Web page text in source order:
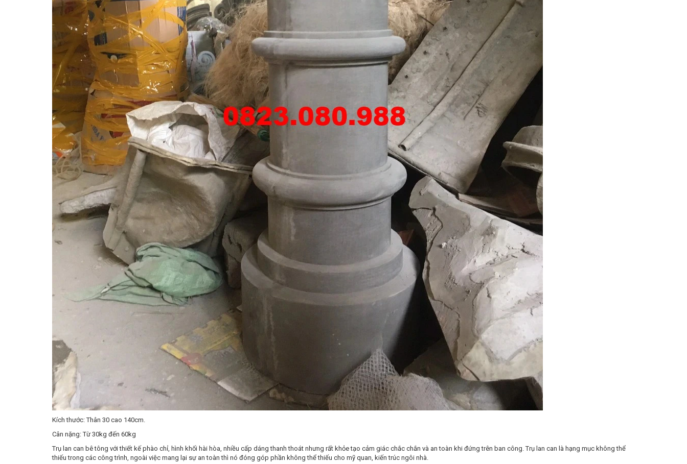
Kích thước: Thân 30 cao 140cm.
Cân nặng: Từ 30kg đến 60kg
Trụ lan can bê tông với thiết kế phào chỉ, hình khối hài hòa, nhiều cấp dáng thanh thoát nhưng rất khỏe tạo cảm giác chắc chắn và an toàn khi đứng trên ban công. Trụ lan can là hạng mục không thể
thiếu trong các công trình, ngoài việc mang lại sự an toàn thì nó đóng góp phần không thể thiếu cho mỹ quan, kiến trúc ngôi nhà.